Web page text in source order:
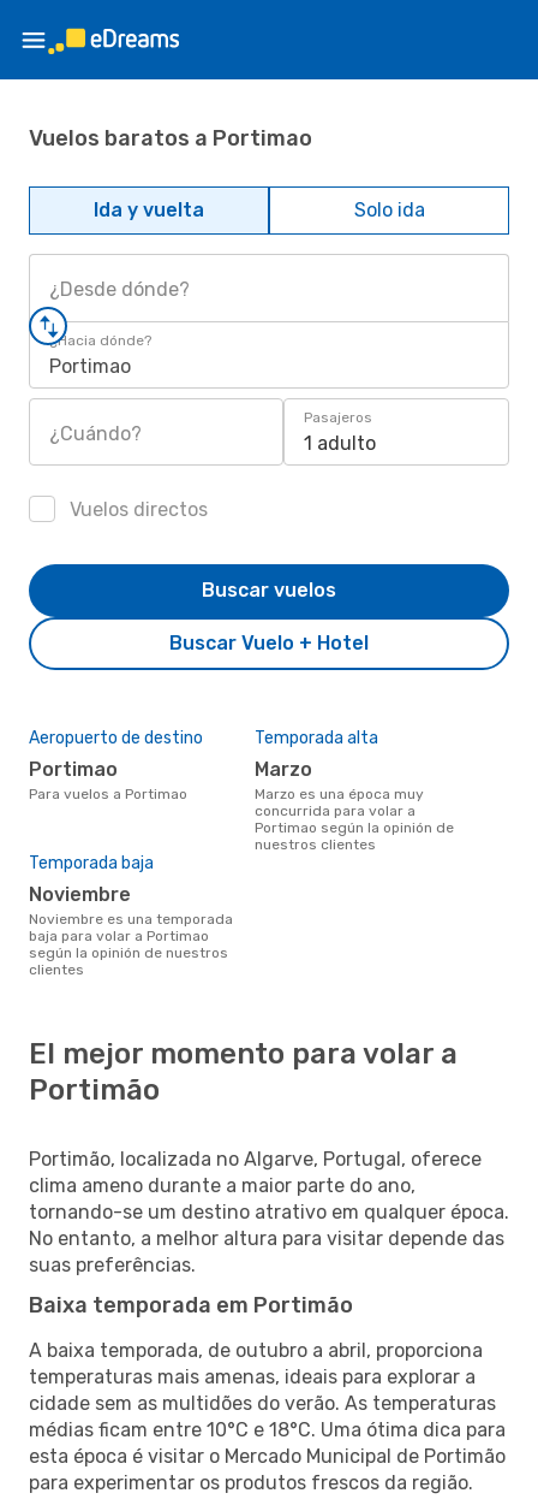
Vuelos baratos a Portimao
Ida y vuelta Solo ida
¿Desde dónde?
¿Hacia dónde?
Portimao
¿Cuándo?
Pasajeros
1 adulto
Vuelos directos
Buscar Vuelo + Hotel
Buscar vuelos
Aeropuerto de destino
Portimao
Para vuelos a Portimao
Temporada alta
marzo
marzo es una época muy
concurrida para volar a
Portimao según la opinión de
nuestros clientes
Temporada baja
noviembre
noviembre es una temporada
baja para volar a Portimao
según la opinión de nuestros
clientes
El mejor momento para volar a
Portimão
Portimão, localizada no Algarve, Portugal, oferece
clima ameno durante a maior parte do ano,
tornando-se um destino atrativo em qualquer época.
No entanto, a melhor altura para visitar depende das
suas preferências.
Baixa temporada em Portimão
A baixa temporada, de outubro a abril, proporciona
temperaturas mais amenas, ideais para explorar a
cidade sem as multidões do verão. As temperaturas
médias ficam entre 10°C e 18°C. Uma ótima dica para
esta época é visitar o Mercado Municipal de Portimão
para experimentar os produtos frescos da região.